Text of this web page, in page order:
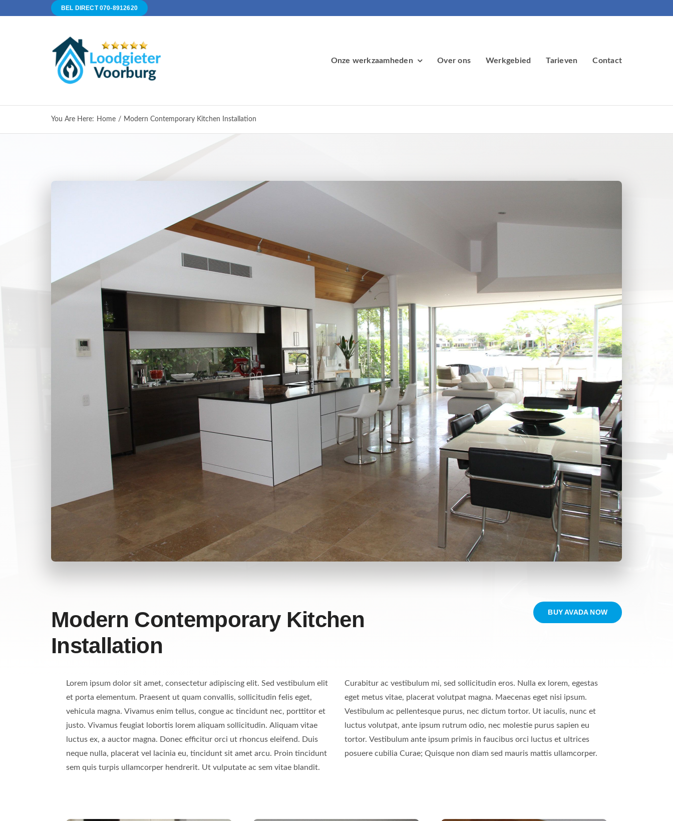
BEL DIRECT 070-8912620
Onze werkzaamheden Over ons Werkgebied Tarieven Contact
You Are Here: Home / Modern Contemporary Kitchen Installation
Modern Contemporary Kitchen
Installation
BUY AVADA NOW
Lorem ipsum dolor sit amet, consectetur adipiscing elit. Sed vestibulum elit
et porta elementum. Praesent ut quam convallis, sollicitudin felis eget,
vehicula magna. Vivamus enim tellus, congue ac tincidunt nec, porttitor et
justo. Vivamus feugiat lobortis lorem aliquam sollicitudin. Aliquam vitae
luctus ex, a auctor magna. Donec efficitur orci ut rhoncus eleifend. Duis
neque nulla, placerat vel lacinia eu, tincidunt sit amet arcu. Proin tincidunt
sem quis turpis ullamcorper hendrerit. Ut vulputate ac sem vitae blandit.
Curabitur ac vestibulum mi, sed sollicitudin eros. Nulla ex lorem, egestas
eget metus vitae, placerat volutpat magna. Maecenas eget nisi ipsum.
Vestibulum ac pellentesque purus, nec dictum tortor. Ut iaculis, nunc et
luctus volutpat, ante ipsum rutrum odio, nec molestie purus sapien eu
tortor. Vestibulum ante ipsum primis in faucibus orci luctus et ultrices
posuere cubilia Curae; Quisque non diam sed mauris mattis ullamcorper.